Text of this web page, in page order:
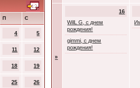
П С
4 5
11 12
18 19
25 26
»
16
WilL G, с днем
рождения!
gimmi, с днем
рождения!